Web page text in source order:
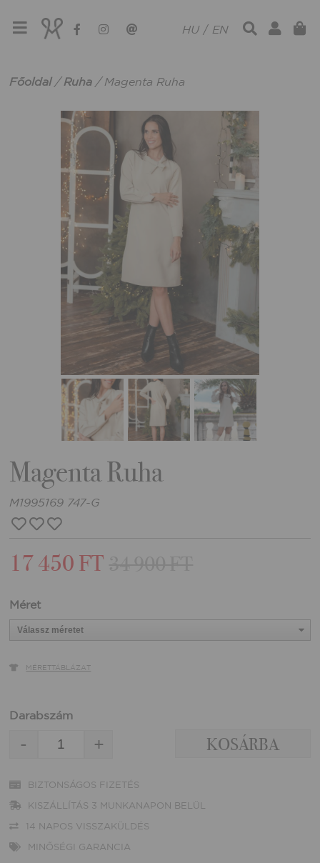
HU / EN
Főoldal/ Ruha / Magenta Ruha
Magenta Ruha
M1995169 747-G
17 450 FT
Méret
MÉRETTÁBLÁZAT
Darabszám
- +
BIZTONSÁGOS FIZETÉS
KISZÁLLÍTÁS 3 MUNKANAPON BELÜL
14 NAPOS VISSZAKÜLDÉS
MINŐSÉGI GARANCIA